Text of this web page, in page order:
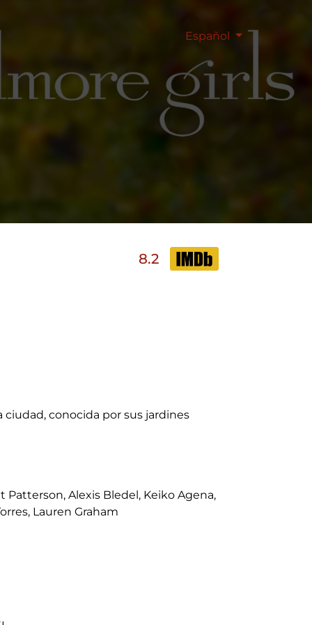
Español
8.2
conocida por sus jardines
Patterson, Alexis Bledel, Keiko Agena,
Lauren Graham